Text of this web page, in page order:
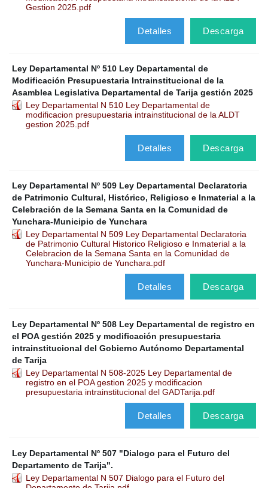
Gestion 2025.pdf
Descarga
Detalles
Ley Departamental Nº 510 Ley Departamental de
Modificación Presupuestaria Intrainstitucional de la
Asamblea Legislativa Departamental de Tarija gestión 2025
Ley Departamental N 510 Ley Departamental de
modificacion presupuestaria intrainstitucional de la ALDT
gestion 2025.pdf
Descarga
Detalles
Ley Departamental Nº 509 Ley Departamental Declaratoria
de Patrimonio Cultural, Histórico, Religioso e Inmaterial a la
Celebración de la Semana Santa en la Comunidad de
Yunchara-Municipio de Yunchara
Ley Departamental N 509 Ley Departamental Declaratoria
de Patrimonio Cultural Historico Religioso e Inmaterial a la
Celebracion de la Semana Santa en la Comunidad de
Yunchara-Municipio de Yunchara.pdf
Descarga
Detalles
Ley Departamental Nº 508 Ley Departamental de registro en
el POA gestión 2025 y modificación presupuestaria
intrainstitucional del Gobierno Autónomo Departamental
de Tarija
Ley Departamental N 508-2025 Ley Departamental de
registro en el POA gestion 2025 y modificacion
presupuestaria intrainstitucional del GADTarija.pdf
Descarga
Detalles
Ley Departamental Nº 507 "Dialogo para el Futuro del
Departamento de Tarija".
Ley Departamental N 507 Dialogo para el Futuro del